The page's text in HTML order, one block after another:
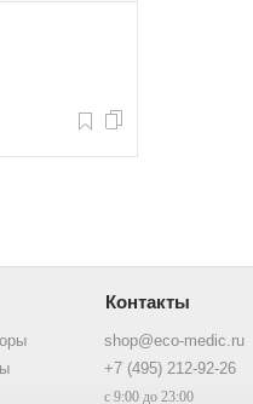
Контакты
shop@eco-medic.ru
+7 (495) 212-92-26
с 9:00 до 23:00